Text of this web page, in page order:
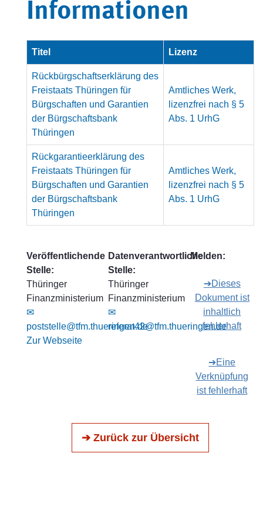
Informationen
Titel Lizenz
Rückbürgschaftserklärung des
Freistaats Thüringen für
Bürgschaften und Garantien
der Bürgschaftsbank
Thüringen
Amtliches Werk,
lizenzfrei nach § 5
Abs. 1 UrhG
Rückgarantieerklärung des
Freistaats Thüringen für
Bürgschaften und Garantien
der Bürgschaftsbank
Thüringen
Amtliches Werk,
lizenzfrei nach § 5
Abs. 1 UrhG
Veröffentlichende
Stelle:
Thüringer
Finanzministerium
✉
poststelle@tfm.thueringen.de
Zur Webseite
Datenverantwortliche
Stelle:
Thüringer
Finanzministerium
✉
referat42@tfm.thueringen.de
Melden:
➔Dieses
Dokument ist
inhaltlich
fehlerhaft
➔Eine
Verknüpfung
ist fehlerhaft
➔ Zurück zur Übersicht